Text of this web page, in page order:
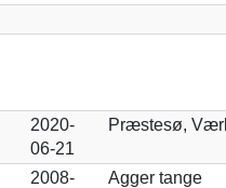
2020-
06-21
Præstesø,
2008-
Agger tange